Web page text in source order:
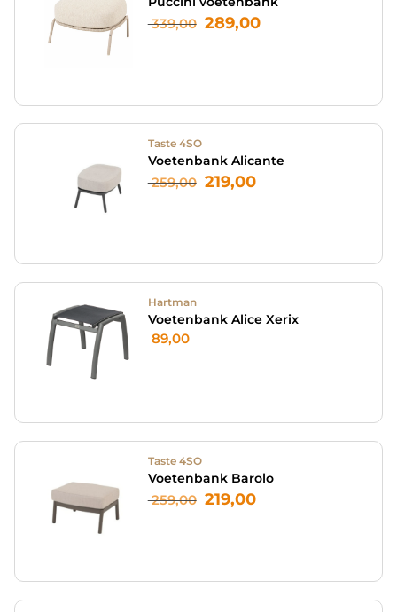
339,00 289,00
Taste 4SO
Voetenbank Alicante
259,00 219,00
Hartman
Voetenbank Alice Xerix
89,00
Taste 4SO
Voetenbank Barolo
259,00 219,00